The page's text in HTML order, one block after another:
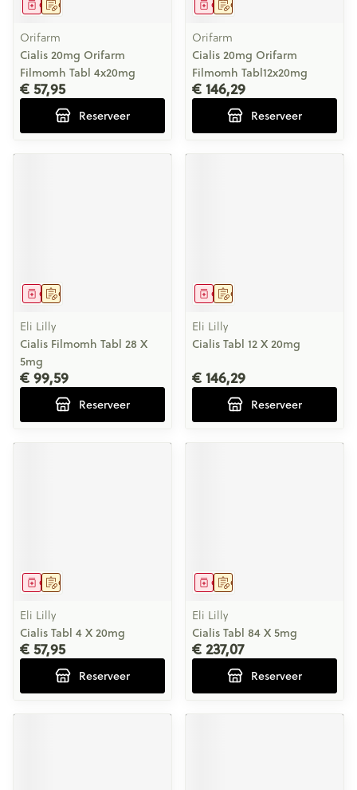
Op voorschrift
Geneesmiddel
Orifarm
Cialis 20mg Orifarm
Filmomh Tabl 4x20mg
€ 57,95
Reserveer
Op voorschrift
Geneesmiddel
Orifarm
Cialis 20mg Orifarm
Filmomh Tabl12x20mg
€ 146,29
Reserveer
Op voorschrift
Geneesmiddel
Eli Lilly
Cialis Filmomh Tabl 28 X
5mg
€ 99,59
Reserveer
Op voorschrift
Geneesmiddel
Eli Lilly
Cialis Tabl 12 X 20mg
€ 146,29
Reserveer
Op voorschrift
Geneesmiddel
Eli Lilly
Cialis Tabl 4 X 20mg
€ 57,95
Reserveer
Op voorschrift
Geneesmiddel
Eli Lilly
Cialis Tabl 84 X 5mg
€ 237,07
Reserveer